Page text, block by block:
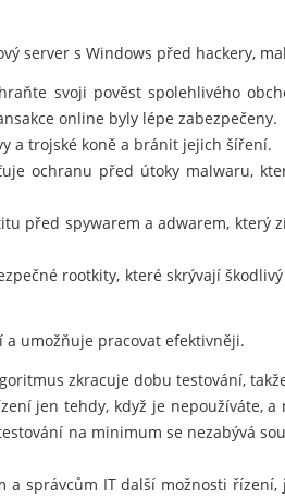
server s Windows před hackery,
svoji pověst spolehlivého
online byly lépe zabezpečeny.
a trojské koně a bránit jejich šíření.
ochranu před útoky malwaru,
před spywarem a adwarem, který
rootkity, které skrývají
a umožňuje pracovat efektivněji.
zkracuje dobu testování,
jen tehdy, když je nepoužíváte,
na minimum se nezabývá
a správcům IT další možnosti